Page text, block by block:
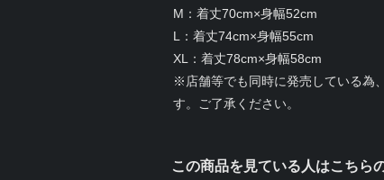
M：着丈70cm×身幅52cm
L：着丈74cm×身幅55cm
XL：着丈78cm×身幅58cm
※店舗等でも同時に発売している為
す。ご了承ください。
この商品を見ている人はこちら